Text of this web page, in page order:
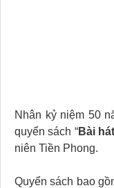
Nhân kỷ niệm 50
quyển sách “Bài
niên Tiền Phong.
Quyển sách bao